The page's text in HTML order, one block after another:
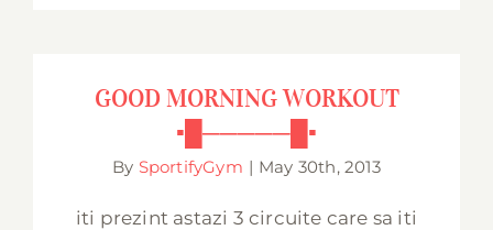
▪█─────█▪
GOOD MORNING WORKOUT
▪█─────█▪
By SportifyGym | May 30th, 2013
iti prezint astazi 3 circuite care sa iti